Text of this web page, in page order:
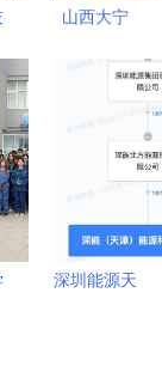
山西大宁
深圳能源天